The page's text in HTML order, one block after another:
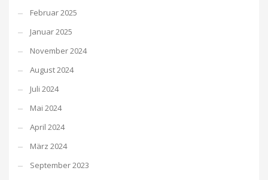
Februar 2025
Januar 2025
November 2024
August 2024
Juli 2024
Mai 2024
April 2024
März 2024
September 2023